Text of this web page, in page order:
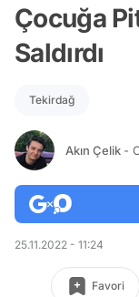
Çocuğa
Saldırdı
Tekirdağ
Akın Çelik -
25.11.2022 - 11:24
Favori